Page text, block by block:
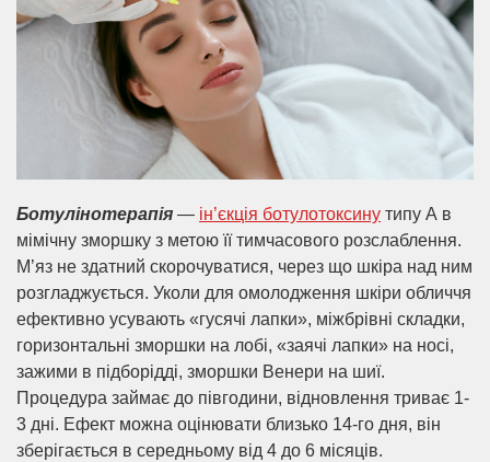
Ботулінотерапія — ін’єкція ботулотоксину типу А в
мімічну зморшку з метою її тимчасового розслаблення.
М’яз не здатний скорочуватися, через що шкіра над ним
розгладжується. Уколи для омолодження шкіри обличчя
ефективно усувають «гусячі лапки», міжбрівні складки,
горизонтальні зморшки на лобі, «заячі лапки» на носі,
зажими в підборідді, зморшки Венери на шиї.
Процедура займає до півгодини, відновлення триває 1-
3 дні. Ефект можна оцінювати близько 14-го дня, він
зберігається в середньому від 4 до 6 місяців.